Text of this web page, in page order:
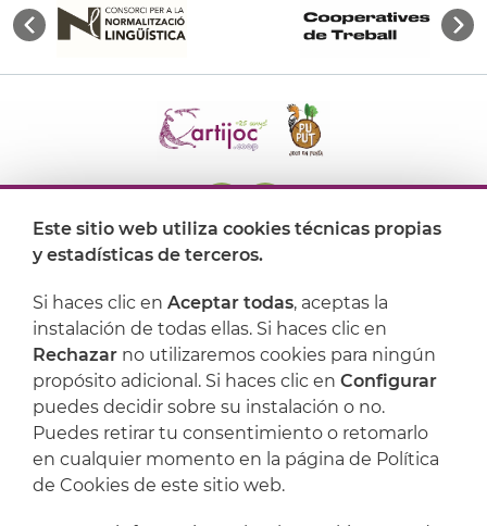
Dónde encontrarnos
Artijoc
Soporte
Este sitio web utiliza cookies técnicas propias
y estadísticas de terceros.
Si haces clic en Aceptar todas, aceptas la
instalación de todas ellas. Si haces clic en
Rechazar no utilizaremos cookies para ningún
propósito adicional. Si haces clic en Configurar
puedes decidir sobre su instalación o no.
Puedes retirar tu consentimiento o retomarlo
en cualquier momento en la página de Política
de Cookies de este sitio web.